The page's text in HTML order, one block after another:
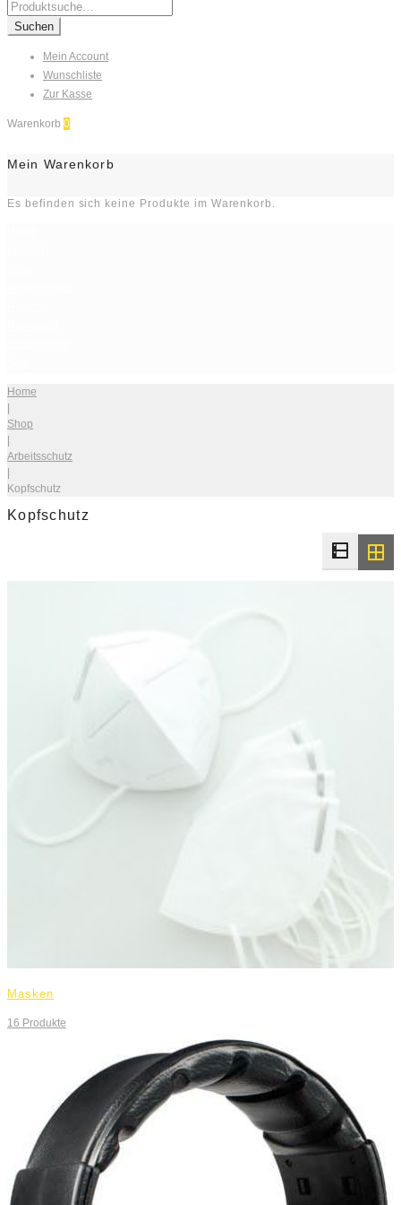
Search
for:
Suchen
Mein Account
Wunschliste
Zur Kasse
Warenkorb 0
Mein Warenkorb
Es befinden sich keine Produkte im Warenkorb.
Home
|
Shop
|
Arbeitsschutz
|
Kopfschutz
Kopfschutz
Masken
16 Produkte